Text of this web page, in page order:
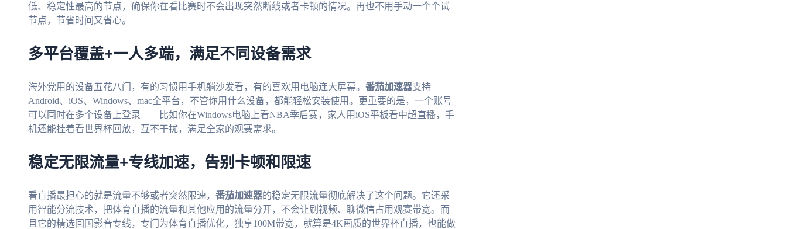
低、稳定性最高的节点，确保你在看比赛时不会出现突然断线或者卡顿的情况。再也不用手动一个个试
节点，节省时间又省心。
多平台覆盖+一人多端，满足不同设备需求
海外党用的设备五花八门，有的习惯用手机躺沙发看，有的喜欢用电脑连大屏幕。 番茄加速器支持
Android、iOS、Windows、mac全平台，不管你用什么设备，都能轻松安装使用。更重要的是，一个账号
可以同时在多个设备上登录——比如你在Windows电脑上看NBA季后赛，家人用iOS平板看中超直播，手
机还能挂着看世界杯回放，互不干扰，满足全家的观赛需求。
稳定无限流量+专线加速，告别卡顿和限速
看直播最担心的就是流量不够或者突然限速， 番茄加速器的稳定无限流量彻底解决了这个问题。它还采
用智能分流技术，把体育直播的流量和其他应用的流量分开，不会让刷视频、聊微信占用观赛带宽。而
且它的精选回国影音专线，专门为体育直播优化，独享100M带宽，就算是4K画质的世界杯直播，也能做